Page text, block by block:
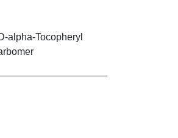
alpha-Tocopheryl